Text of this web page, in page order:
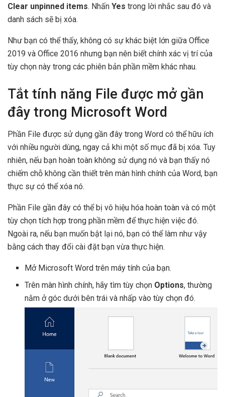
Clear unpinned items. Nhấn Yes trong lời nhắc sau đó và
danh sách sẽ bị xóa.
Như bạn có thể thấy, không có sự khác biệt lớn giữa Office
2019 và Office 2016 nhưng bạn nên biết chính xác vị trí của
tùy chọn này trong các phiên bản phần mềm khác nhau.
Tắt tính năng File được mở gần
đây trong Microsoft Word
Phần File được sử dụng gần đây trong Word có thể hữu ích
với nhiều người dùng, ngay cả khi một số mục đã bị xóa. Tuy
nhiên, nếu bạn hoàn toàn không sử dụng nó và bạn thấy nó
chiếm chỗ không cần thiết trên màn hình chính của Word, bạn
thực sự có thể xóa nó.
Phần File gần đây có thể bị vô hiệu hóa hoàn toàn và có một
tùy chọn tích hợp trong phần mềm để thực hiện việc đó.
Ngoài ra, nếu bạn muốn bật lại nó, bạn có thể làm như vậy
bằng cách thay đổi cài đặt bạn vừa thực hiện.
Mở Microsoft Word trên máy tính của bạn.
Trên màn hình chính, hãy tìm tùy chọn Options, thường
nằm ở góc dưới bên trái và nhấp vào tùy chọn đó.